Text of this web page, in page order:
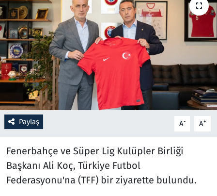
Paylaş A- A+
Fenerbahçe ve Süper Lig Kulüpler Birliği
Başkanı Ali Koç, Türkiye Futbol
Federasyonu'na (TFF) bir ziyarette bulundu.
Ramazan
Resmi İlanlar
Rüya Tabirleri
Sağlık
Savunma Sanayi
Spor
Teknoloji ve Bilim